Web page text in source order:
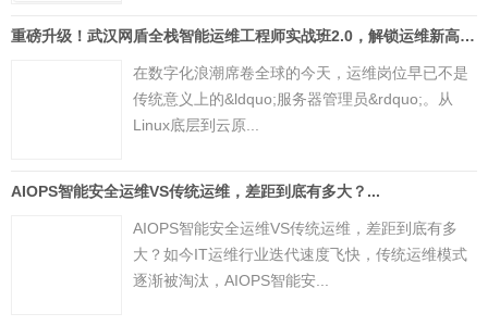
重磅升级！武汉网盾全栈智能运维工程师实战班2.0，解锁运维新高度...
在数字化浪潮席卷全球的今天，运维岗位早已不是
传统意义上的&ldquo;服务器管理员&rdquo;。从
Linux底层到云原...
AIOPS智能安全运维VS传统运维，差距到底有多大？...
AIOPS智能安全运维VS传统运维，差距到底有多
大？如今IT运维行业迭代速度飞快，传统运维模式
逐渐被淘汰，AIOPS智能安...